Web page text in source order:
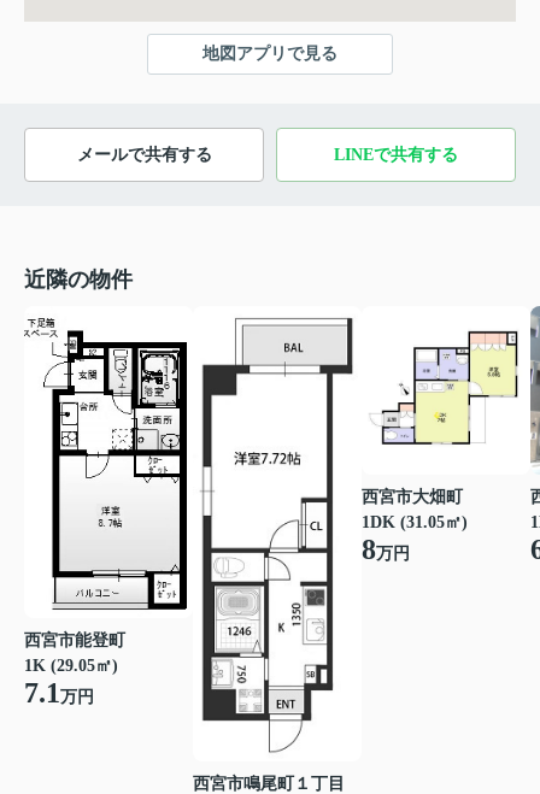
地図アプリで見る
メールで共有する LINEで共有する
近隣の物件
西宮市能登町
1K (29.05㎡)
7.1万円
西宮市鳴尾町１丁目
西宮市大畑町
1DK (31.05㎡)
8万円